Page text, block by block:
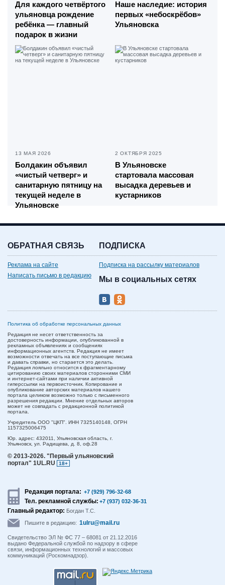
Для каждого четвёртого
ульяновца рождение
ребёнка — главный
подарок в жизни
Наше наследие: история
первых «небоскрёбов»
Ульяновска
13 МАЯ 2026
Болдакин объявил
«чистый четверг» и
санитарную пятницу на
текущей неделе в
Ульяновске
2 ОКТЯБРЯ 2025
В Ульяновске
стартовала массовая
высадка деревьев и
кустарников
ОБРАТНАЯ СВЯЗЬ
Реклама на сайте
Написать письмо в редакцию
ПОДПИСКА
Подписка на рассылку материалов
Мы в социальных сетях
Политика об обработке персональных данных
Редакция не несет ответственность за
достоверность информации, опубликованной в
рекламных объявлениях и сообщениях
информационных агентств. Редакция не имеет
возможности отвечать на все поступающие письма
и давать справки, но старается это делать.
Редакция лояльно относится к фрагментарному
цитированию своих материалов сторонними СМИ
и интернет-сайтами при наличии активной
гиперссылки на первоисточник. Копирование и
опубликование авторских материалов нашего
портала целиком возможно только с письменного
разрешения редакции. Мнение отдельных авторов
может не совпадать с редакционной политикой
портала.
Учредитель ООО "ЦКП". ИНН 7325140148, ОГРН
1157325006475
Юр. адрес: 432011, Ульяновская область, г.
Ульяновск, ул. Радищева, д. 8, оф.28
© 2013-2026. "Первый ульяновский
портал" 1UL.RU
18+
Редакция портала: +7 (929) 796-32-68
Тел. рекламной службы: +7 (937) 032-36-31
Главный редактор: Богдан Т.С.
Пишите в редакцию: 1ulru@mail.ru
Свидетельство ЭЛ № ФС 77 – 68081 от 21.12.2016
выдано Федеральной службой по надзору в сфере
связи, информационных технологий и массовых
коммуникаций (Роскомнадзор).